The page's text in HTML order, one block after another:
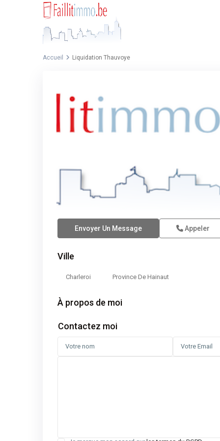
Accueil Liquidation Thauvoye
Envoyer Un Message Appeler
Ville
Charleroi Province De Hainaut
À propos de moi
Contactez moi